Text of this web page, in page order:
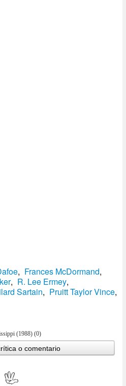
, Frances McDormand,
, R. Lee Ermey,
Sartain, Pruitt Taylor Vince,
(1988) (0)
o comentario